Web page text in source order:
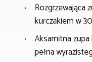
Rozgrzewająca
kurczakiem w
Aksamitna
pełna